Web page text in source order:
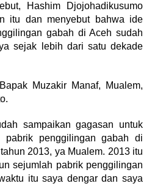
Hashim Djojohadikusumo
itu dan menyebut bahwa ide
gabah di Aceh sudah
sejak lebih dari satu dekade
Muzakir Manaf, Mualem,
sampaikan gagasan untuk
pabrik penggilingan gabah di
2013, ya Mualem. 2013 itu
sejumlah pabrik penggilingan
itu saya dengar dan saya